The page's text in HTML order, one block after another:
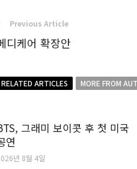
Previous Article
디케어 확장안
RELATED ARTICLES MORE FROM
그래미 보이콧 후 첫 미국
연
년 8월 4일